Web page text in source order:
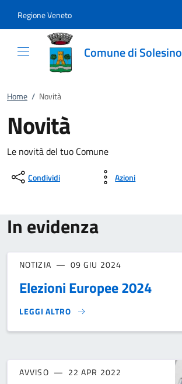
Regione Veneto
Comune di Solesino
Home / Novità
Novità
Le novità del tuo Comune
Condividi Azioni
In evidenza
NOTIZIA 09 GIU 2024
Elezioni Europee 2024
LEGGI ALTRO
ELEZIONI EUROPEE 2024}
AVVISO 22 APR 2022